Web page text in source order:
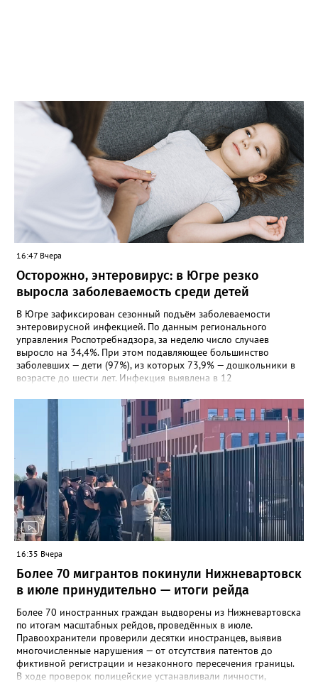
16:47 Вчера
Осторожно, энтеровирус: в Югре резко
выросла заболеваемость среди детей
В Югре зафиксирован сезонный подъём заболеваемости
энтеровирусной инфекцией. По данным регионального
управления Роспотребнадзора, за неделю число случаев
выросло на 34,4%. При этом подавляющее большинство
заболевших — дети (97%), из которых 73,9% — дошкольники в
возрасте до шести лет. Инфекция выявлена в 12
Нижневартовск, Мегион, Нягань, Лангепас, Радужный, а также
Нижневартовский, Октябрьский, Советский, Сургутский и
Ханты-Мансийский районы. В большинстве случаев болезнь
проявляется в виде высыпаний на слизистой рта и
конечностях. На долю энтеровирусного менингита приходится
5,6% случаев. Лабораторные исследования подтвердили
циркуляцию нескольких типов вирусов Коксаки и эховирусов.
Специалисты напоминают о важности соблюдения правил
личной гигиены и рекомендуют при первых симптомах
обращаться к врачу.
16:35 Вчера
Более 70 мигрантов покинули Нижневартовск
в июле принудительно — итоги рейда
Более 70 иностранных граждан выдворены из Нижневартовска
по итогам масштабных рейдов, проведённых в июле.
Правоохранители проверили десятки иностранцев, выявив
многочисленные нарушения — от отсутствия патентов до
фиктивной регистрации и незаконного пересечения границы.
В ходе проверок полицейские устанавливали личности,